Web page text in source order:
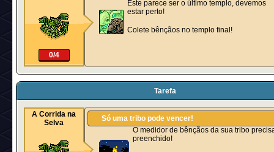
0/4
Este parece ser o último templo, devemos
estar perto!
Colete bênçãos no templo final!
Tarefa
A Corrida na
Selva
Só uma tribo pode vencer!
O medidor de bênçãos da sua tribo
preenchido!